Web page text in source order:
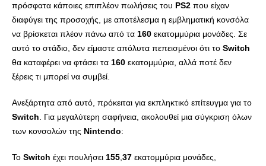
πρόσφατα κάποιες επιπλέον πωλήσεις του PS2 που είχαν
διαφύγει της προσοχής, με αποτέλεσμα η εμβληματική κονσόλα
να βρίσκεται πλέον πάνω από τα 160 εκατομμύρια μονάδες. Σε
αυτό το στάδιο, δεν είμαστε απόλυτα πεπεισμένοι ότι το Switch
θα καταφέρει να φτάσει τα 160 εκατομμύρια, αλλά ποτέ δεν
ξέρεις τι μπορεί να συμβεί.
Ανεξάρτητα από αυτό, πρόκειται για εκπληκτικό επίτευγμα για το
Switch . Για μεγαλύτερη σαφήνεια, ακολουθεί μια σύγκριση όλων
των κονσολών της Nintendo:
Το Switch έχει πουλήσει 155 37 εκατομμύρια μονάδες,